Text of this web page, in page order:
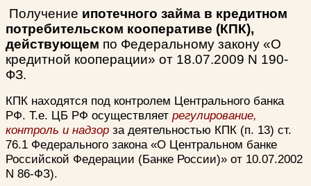
Получение ипотечного займа в кредитном
потребительском кооперативе (КПК),
действующем по Федеральному закону «О
кредитной кооперации» от 18.07.2009 N 190-
ФЗ.
КПК находятся под контролем Центрального банка
РФ. Т.е. ЦБ РФ осуществляет регулирование,
контроль и надзор за деятельностью КПК (п. 13) ст.
76.1 Федерального закона «О Центральном банке
Российской Федерации (Банке России)» от 10.07.2002
N 86-ФЗ).